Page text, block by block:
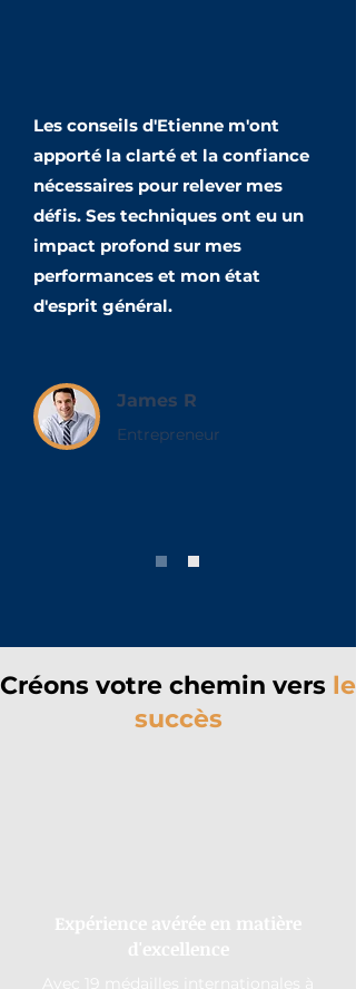
Les conseils d'Etienne m'ont
apporté la clarté et la confiance
nécessaires pour relever mes
défis. Ses techniques ont eu un
impact profond sur mes
performances et mon état
d'esprit général.
James R
Entrepreneur
Créons votre chemin vers le
succès
Expérience avérée en matière
d'excellence
Avec 19 médailles internationales à